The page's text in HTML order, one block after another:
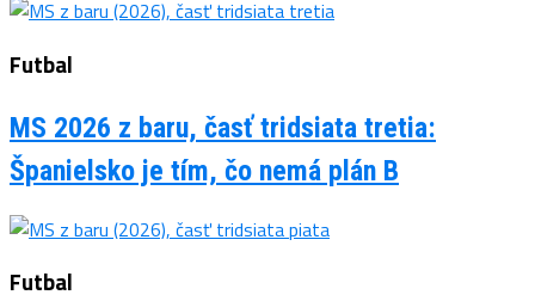
Futbal
MS 2026 z baru, časť tridsiata tretia:
Španielsko je tím, čo nemá plán B
Futbal